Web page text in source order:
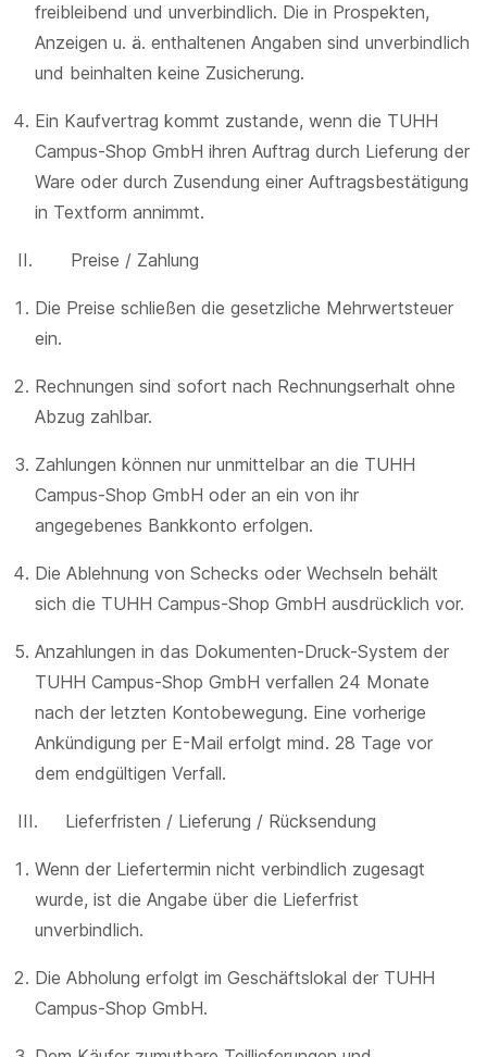
freibleibend und unverbindlich. Die in Prospekten,
Anzeigen u. ä. enthaltenen Angaben sind unverbindlich
und beinhalten keine Zusicherung.
Ein Kaufvertrag kommt zustande, wenn die TUHH
Campus-Shop GmbH ihren Auftrag durch Lieferung der
Ware oder durch Zusendung einer Auftragsbestätigung
in Textform annimmt.
II. Preise / Zahlung
Die Preise schließen die gesetzliche Mehrwertsteuer
ein.
Rechnungen sind sofort nach Rechnungserhalt ohne
Abzug zahlbar.
Zahlungen können nur unmittelbar an die TUHH
Campus-Shop GmbH oder an ein von ihr
angegebenes Bankkonto erfolgen.
Die Ablehnung von Schecks oder Wechseln behält
sich die TUHH Campus-Shop GmbH ausdrücklich vor.
Anzahlungen in das Dokumenten-Druck-System der
TUHH Campus-Shop GmbH verfallen 24 Monate
nach der letzten Kontobewegung. Eine vorherige
Ankündigung per E-Mail erfolgt mind. 28 Tage vor
dem endgültigen Verfall.
III. Lieferfristen / Lieferung / Rücksendung
Wenn der Liefertermin nicht verbindlich zugesagt
wurde, ist die Angabe über die Lieferfrist
unverbindlich.
Die Abholung erfolgt im Geschäftslokal der TUHH
Campus-Shop GmbH.